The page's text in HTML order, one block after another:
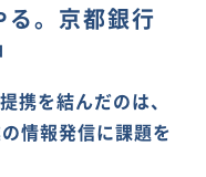
る。京都銀行
携を結んだのは、
情報発信に課題を